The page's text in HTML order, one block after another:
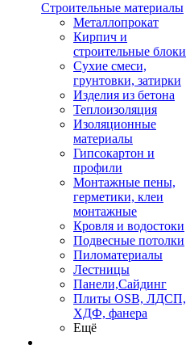
Строительные материалы
Металлопрокат
Кирпич и
строительные блоки
Сухие смеси,
грунтовки, затирки
Изделия из бетона
Теплоизоляция
Изоляционные
материалы
Гипсокартон и
профили
Монтажные пены,
герметики, клеи
монтажные
Кровля и водостоки
Подвесные потолки
Пиломатериалы
Лестницы
Панели,Сайдинг
Плиты OSB, ЛДСП,
ХДФ, фанера
Ещё